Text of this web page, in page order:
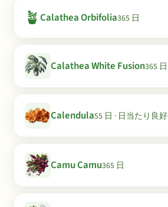
🪴 Calathea Orbifolia365 日
Calathea White Fusion365 日
Calendula55 日 · 日当たり良好
Camu Camu365 日